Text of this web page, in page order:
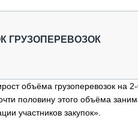
МЕРОПРИЯТИЯ
ГРУЗОПЕРЕВОЗОК
объёма грузоперевозок на
половину этого объёма
участников закупок».